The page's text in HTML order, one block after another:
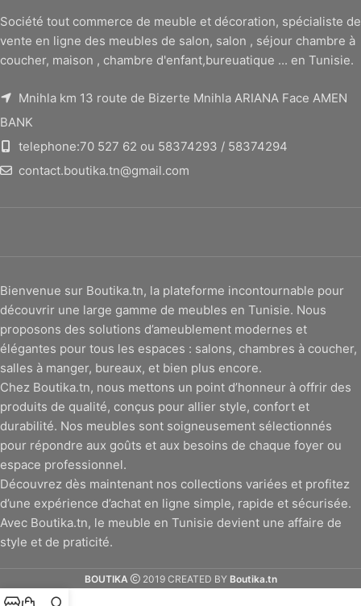
Société tout commerce de meuble et décoration, spécialiste de
vente en ligne des meubles de salon, salon , séjour chambre à
coucher, maison , chambre d'enfant,bureuatique ... en Tunisie.
Mnihla km 13 route de Bizerte Mnihla ARIANA Face AMEN
BANK
telephone:70 527 62 ou 58374293 / 58374294
contact.boutika.tn@gmail.com
Bienvenue sur Boutika.tn, la plateforme incontournable pour
découvrir une large gamme de meubles en Tunisie. Nous
proposons des solutions d’ameublement modernes et
élégantes pour tous les espaces : salons, chambres à coucher,
salles à manger, bureaux, et bien plus encore.
Chez Boutika.tn, nous mettons un point d’honneur à offrir des
produits de qualité, conçus pour allier style, confort et
durabilité. Nos meubles sont soigneusement sélectionnés
pour répondre aux goûts et aux besoins de chaque foyer ou
espace professionnel.
Découvrez dès maintenant nos collections variées et profitez
d’une expérience d’achat en ligne simple, rapide et sécurisée.
Avec Boutika.tn, le meuble en Tunisie devient une affaire de
style et de praticité.
BOUTIKA 2019 CREATED BY Boutika.tn